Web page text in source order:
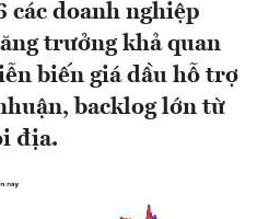
doanh nghiệp
trưởng khả quan
biến giá dầu hỗ trợ
backlog lớn từ
địa.